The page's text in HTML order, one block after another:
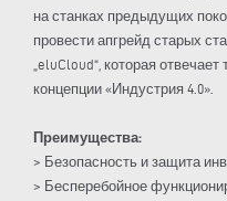
на станках предыдущих
провести апгрейд старых
„eluCloud“, которая
концепции «Индустрия 4.0».
Преимущества:
> Безопасность и защита
> Бесперебойное